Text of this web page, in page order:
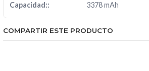
Capacidad:: 3378 mAh
COMPARTIR ESTE PRODUCTO